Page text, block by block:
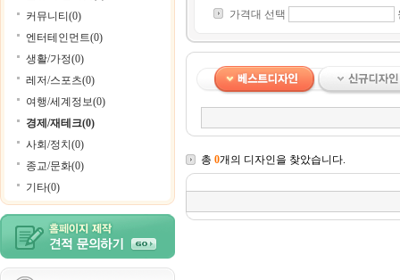
커뮤니티(0)
엔터테인먼트(0)
생활/가정(0)
레저/스포츠(0)
여행/세계정보(0)
경제/재테크(0)
사회/정치(0)
종교/문화(0)
기타(0)
가격대 선택
총 0개의 디자인을 찾았습니다.